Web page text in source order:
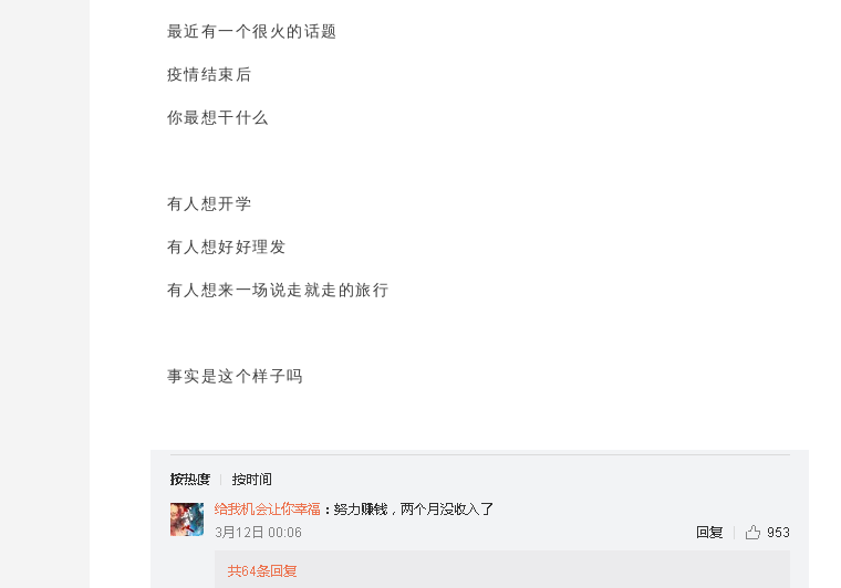
最近有一个很火的话题
疫情结束后
你最想干什么
有人想开学
有人想好好理发
有人想来一场说走就走的旅行
事实是这个样子吗